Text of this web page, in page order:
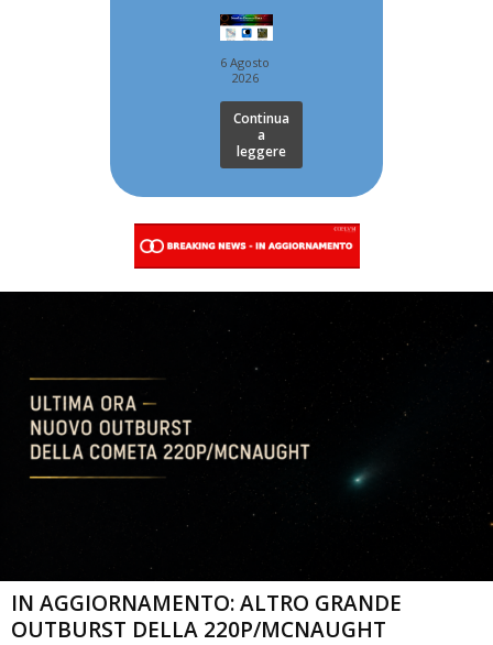
6 Agosto
2026
Continua
a
leggere
IN AGGIORNAMENTO: ALTRO GRANDE
OUTBURST DELLA 220P/MCNAUGHT